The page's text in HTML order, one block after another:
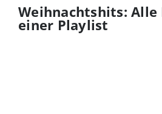
Weihnachtshits: Alle
einer Playlist